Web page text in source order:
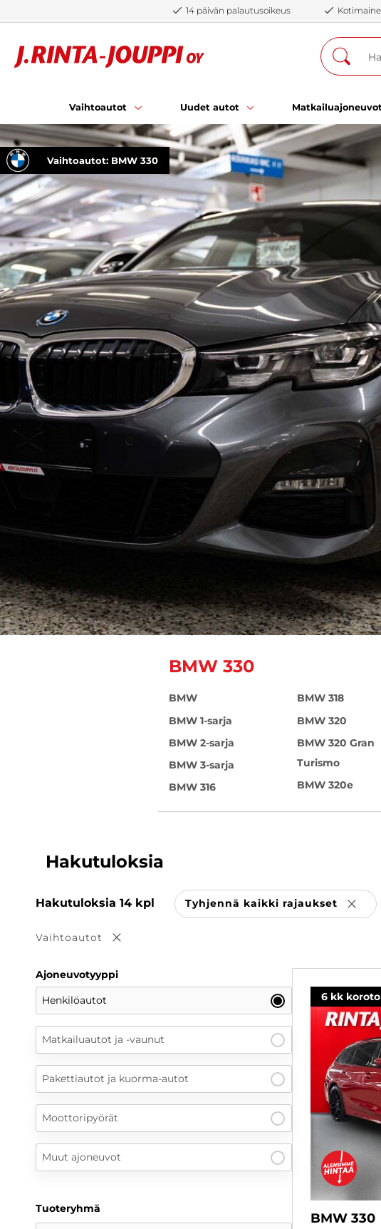
14 päivän palautusoikeus
Vaihtoautot Uudet autot Matkailuajoneuvot
Vaihtoautot: BMW 330
BMW 330
BMW
BMW 1-sarja
BMW 2-sarja
BMW 3-sarja
BMW 316
BMW 318
BMW 320
BMW 320 Gran
Turismo
BMW 320e
Hakutuloksia
Hakutuloksia 14 kpl Tyhjennä kaikki rajaukset
Vaihtoautot Poista valinta
Ajoneuvotyyppi
Henkilöautot
Matkailuautot ja -vaunut
Pakettiautot ja kuorma-autot
Moottoripyörät
Muut ajoneuvot
Tuoteryhmä
6 kk
BMW 330